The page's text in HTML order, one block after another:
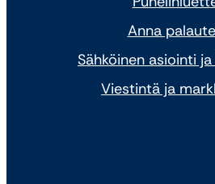
Anna
Sähköinen asiointi
Viestintä ja